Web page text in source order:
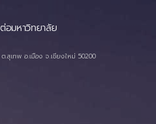
อมหาวิทยาลัย
สุเทพ อ.เมือง จ.เชียงใหม่ 50200